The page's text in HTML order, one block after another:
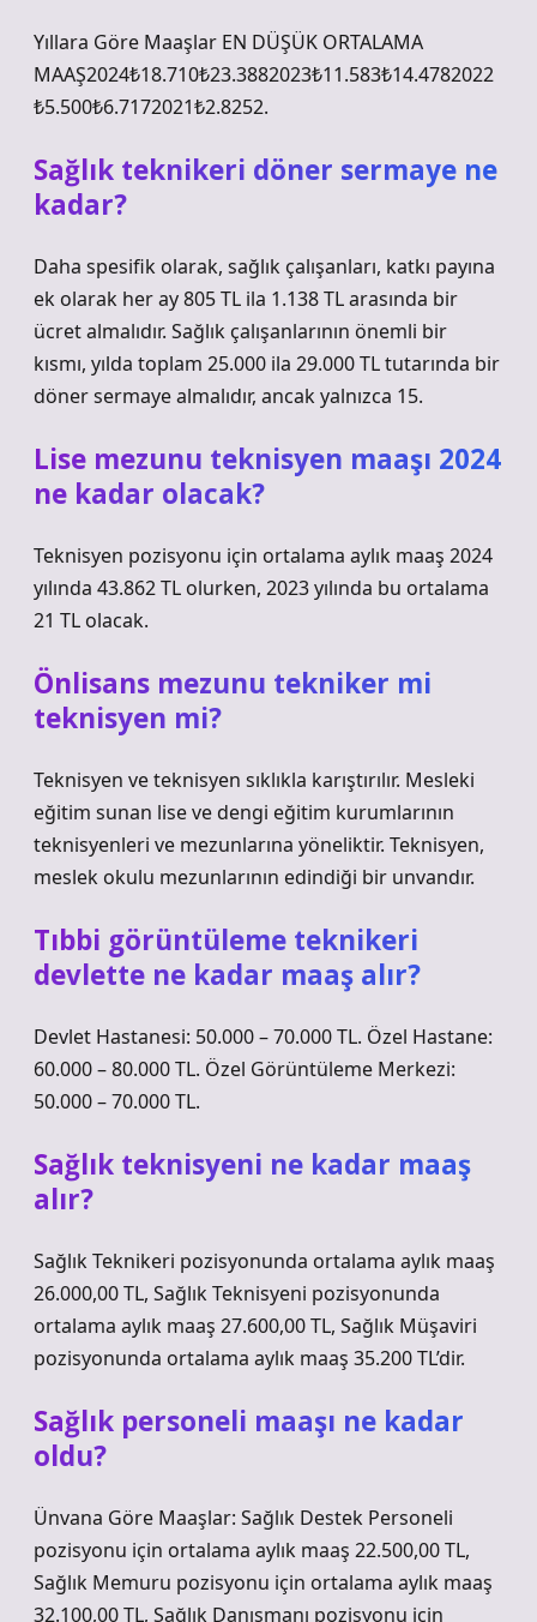
Yıllara Göre Maaşlar EN DÜŞÜK ORTALAMA
MAAŞ2024₺18.710₺23.3882023₺11.583₺14.4782022
₺5.500₺6.7172021₺2.8252.
Sağlık teknikeri döner sermaye ne
kadar?
Daha spesifik olarak, sağlık çalışanları, katkı payına
ek olarak her ay 805 TL ila 1.138 TL arasında bir
ücret almalıdır. Sağlık çalışanlarının önemli bir
kısmı, yılda toplam 25.000 ila 29.000 TL tutarında bir
döner sermaye almalıdır, ancak yalnızca 15.
Lise mezunu teknisyen maaşı 2024
ne kadar olacak?
Teknisyen pozisyonu için ortalama aylık maaş 2024
yılında 43.862 TL olurken, 2023 yılında bu ortalama
21 TL olacak.
Önlisans mezunu tekniker mi
teknisyen mi?
Teknisyen ve teknisyen sıklıkla karıştırılır. Mesleki
eğitim sunan lise ve dengi eğitim kurumlarının
teknisyenleri ve mezunlarına yöneliktir. Teknisyen,
meslek okulu mezunlarının edindiği bir unvandır.
Tıbbi görüntüleme teknikeri
devlette ne kadar maaş alır?
Devlet Hastanesi: 50.000 – 70.000 TL. Özel Hastane:
60.000 – 80.000 TL. Özel Görüntüleme Merkezi:
50.000 – 70.000 TL.
Sağlık teknisyeni ne kadar maaş
alır?
Sağlık Teknikeri pozisyonunda ortalama aylık maaş
26.000,00 TL, Sağlık Teknisyeni pozisyonunda
ortalama aylık maaş 27.600,00 TL, Sağlık Müşaviri
pozisyonunda ortalama aylık maaş 35.200 TL’dir.
Sağlık personeli maaşı ne kadar
oldu?
Ünvana Göre Maaşlar: Sağlık Destek Personeli
pozisyonu için ortalama aylık maaş 22.500,00 TL,
Sağlık Memuru pozisyonu için ortalama aylık maaş
32.100,00 TL, Sağlık Danışmanı pozisyonu için